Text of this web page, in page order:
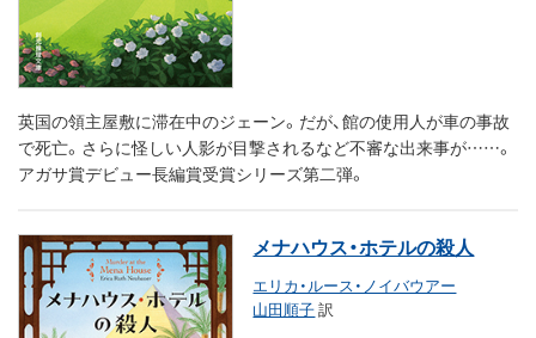
英国の領主屋敷に滞在中のジェーン。だが、館の使用人が車の事故
で死亡。さらに怪しい人影が目撃されるなど不審な出来事が……。
アガサ賞デビュー長編賞受賞シリーズ第二弾。
メナハウス・ホテルの殺人
エリカ・ルース・ノイバウアー
山田順子訳